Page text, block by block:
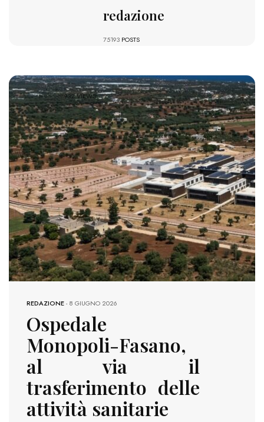
redazione
75193 POSTS
932 VIEWS
REDAZIONE-8 GIUGNO 2026
Ospedale
Monopoli-Fasano,
al via il
trasferimento delle
attività sanitarie